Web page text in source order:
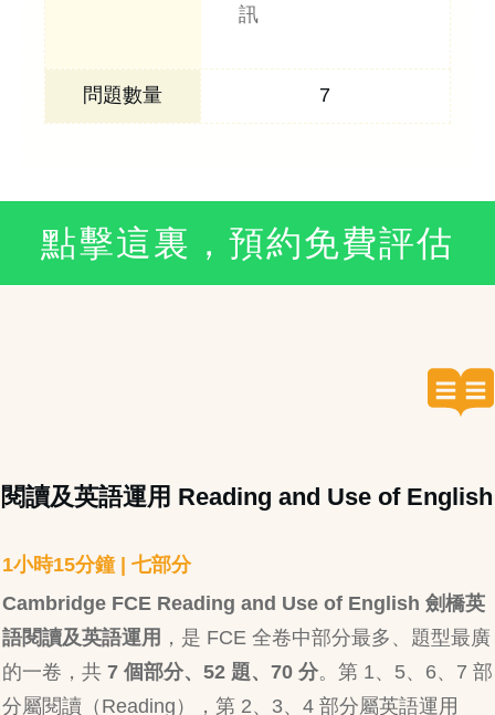
訊
7
點擊這裏，預約免費評估
閱讀及英語運用 Reading and Use of English
1小時15分鐘 | 七部分
Cambridge FCE Reading and Use of English 劍橋英
語閱讀及英語運用 ，是 FCE 全卷中部分最多、題型最廣
的一卷，共 7 個部分、52 題、70 分。第 1、5、6、7 部
分屬閱讀（Reading），第 2、3、4 部分屬英語運用